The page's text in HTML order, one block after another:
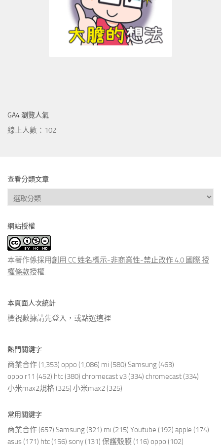
GA4 瀏覽人氣
線上人數：102
查看分類文章
查
看
類
文
章
網站授權
本著作係採用創用 CC 姓名標示-非商業性-禁止改作 4.0 國際 授
權條款授權.
本頁面人次統計
檢視數據請先登入，或點選這裡
熱門關鍵字
商業合作 (1,353) oppo (1,086) mi (580) Samsung (463)
oppo r11 (452) htc (380) chromecast v3 (334) chromecast (334)
小米max2規格 (325) 小米max2 (325)
常用關鍵字
商業合作 (657) Samsung (321) mi (215) Youtube (192) apple (174)
asus (171) htc (156) sony (131) 保護殼膜 (116) oppo (102)